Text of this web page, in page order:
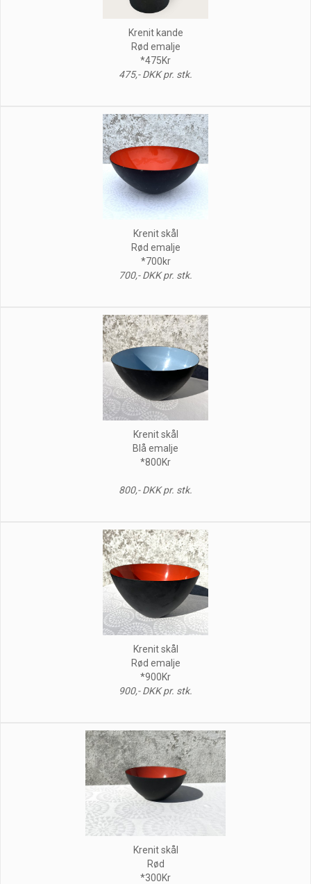
Krenit kande
Rød emalje
*475Kr
475,- DKK pr. stk.
Krenit skål
Rød emalje
*700kr
700,- DKK pr. stk.
Krenit skål
Blå emalje
*800Kr
800,- DKK pr. stk.
Krenit skål
Rød emalje
*900Kr
900,- DKK pr. stk.
Krenit skål
Rød
*300Kr